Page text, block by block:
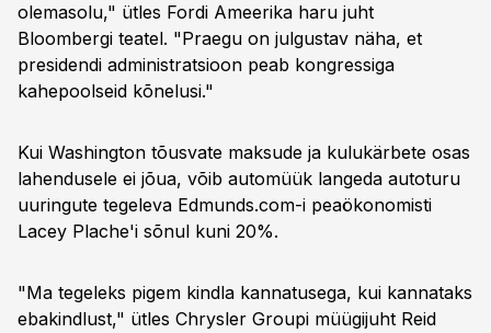
olemasolu," ütles Fordi Ameerika haru juht
Bloombergi teatel. "Praegu on julgustav näha, et
presidendi administratsioon peab kongressiga
kahepoolseid kõnelusi."
Kui Washington tõusvate maksude ja kulukärbete osas
lahendusele ei jõua, võib automüük langeda autoturu
uuringute tegeleva Edmunds.com-i peaökonomisti
Lacey Plache'i sõnul kuni 20%.
"Ma tegeleks pigem kindla kannatusega, kui kannataks
ebakindlust," ütles Chrysler Groupi müügijuht Reid